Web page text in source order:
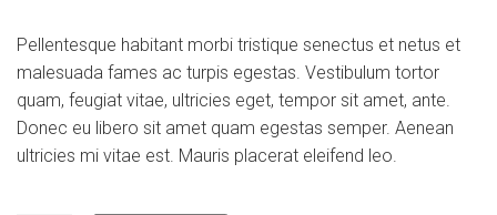
Pellentesque habitant morbi tristique senectus et netus et
malesuada fames ac turpis egestas. Vestibulum tortor
quam, feugiat vitae, ultricies eget, tempor sit amet, ante.
Donec eu libero sit amet quam egestas semper. Aenean
ultricies mi vitae est. Mauris placerat eleifend leo.